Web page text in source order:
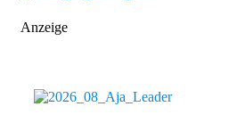
Anzeige